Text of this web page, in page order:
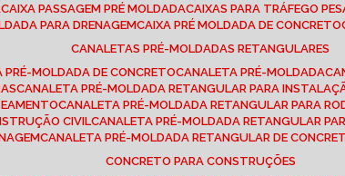
CAIXA PASSAGEM PRÉ MOLDADA CAIXAS PARA TRÁFEGO
PARA DRENAGEM CAIXA PRÉ MOLDADA DE CONCRETO
CANALETAS PRÉ-MOLDADAS RETANGULARES
PRÉ-MOLDADA DE CONCRETO CANALETA PRÉ-MOLDADA
CANALETA PRÉ-MOLDADA RETANGULAR PARA
CANALETA PRÉ-MOLDADA RETANGULAR PARA
CIVIL CANALETA PRÉ-MOLDADA RETANGULAR
CANALETA PRÉ-MOLDADA RETANGULAR DE
CONCRETO PARA CONSTRUÇÕES